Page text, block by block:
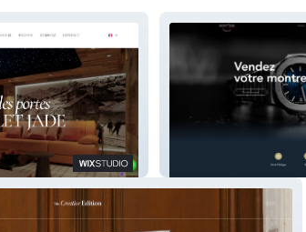
Money Time Monaco